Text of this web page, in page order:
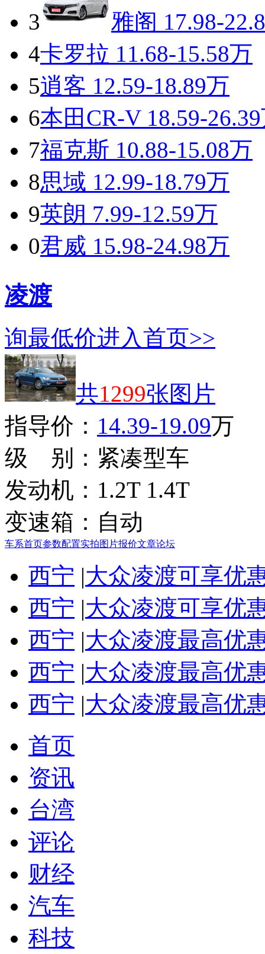
3 雅阁 17.98-
4卡罗拉 11.68-15.58万
5逍客 12.59-18.89万
6本田CR-V18.59-
7福克斯 10.88-15.08万
8思域 12.99-18.79万
9英朗 7.99-12.59万
0君威 15.98-24.98万
凌渡
询最低价进入首页>>
共1299张图片
指导价： 14.39-19.09万
级 别： 紧凑型车
发动机： 1.2T 1.4T
变速箱： 自动
车系首页参数配置实拍图片报价文章论坛
西宁 |大众凌渡可享优
西宁 |大众凌渡可享优
西宁 |大众凌渡最高优
西宁 |大众凌渡最高优
西宁 |大众凌渡最高优
首页
资讯
台湾
评论
财经
汽车
科技